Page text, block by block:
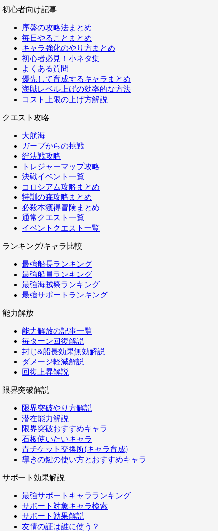
初心者向け記事
序盤の攻略法まとめ
毎日やることまとめ
キャラ強化のやり方まとめ
初心者必見！小ネタ集
よくある質問
優先して育成するキャラまとめ
海賊レベル上げの効率的な方法
コスト上限の上げ方解説
クエスト攻略
大航海
ガープからの挑戦
絆決戦攻略
トレジャーマップ攻略
決戦イベント一覧
コロシアム攻略まとめ
特訓の森攻略まとめ
必殺本獲得冒険まとめ
通常クエスト一覧
イベントクエスト一覧
ランキング/キャラ比較
最強船長ランキング
最強船員ランキング
最強海賊祭ランキング
最強サポートランキング
能力解放
能力解放の記事一覧
毎ターン回復解説
封じ&船長効果無効解説
ダメージ軽減解説
回復上昇解説
限界突破解説
限界突破やり方解説
潜在能力解説
限界突破おすすめキャラ
石板使いたいキャラ
青チケット交換所(キャラ育成)
導きの鍵の使い方とおすすめキャラ
サポート効果解説
最強サポートキャラランキング
サポート対象キャラ検索
サポート効果解説
友情の証は誰に使う？